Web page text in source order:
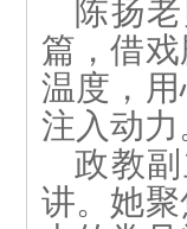
陈扬
篇，借
温度，
注入动力
政教
讲。她